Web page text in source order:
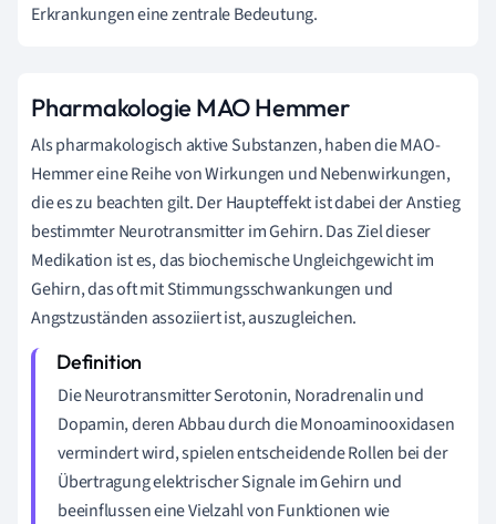
Erkrankungen eine zentrale Bedeutung.
Pharmakologie MAO Hemmer
Als pharmakologisch aktive Substanzen, haben die MAO-
Hemmer eine Reihe von Wirkungen und Nebenwirkungen,
die es zu beachten gilt. Der Haupteffekt ist dabei der Anstieg
bestimmter Neurotransmitter im Gehirn. Das Ziel dieser
Medikation ist es, das biochemische Ungleichgewicht im
Gehirn, das oft mit Stimmungsschwankungen und
Angstzuständen assoziiert ist, auszugleichen.
Die Neurotransmitter Serotonin, Noradrenalin und
Dopamin, deren Abbau durch die Monoaminooxidasen
vermindert wird, spielen entscheidende Rollen bei der
Übertragung elektrischer Signale im Gehirn und
beeinflussen eine Vielzahl von Funktionen wie